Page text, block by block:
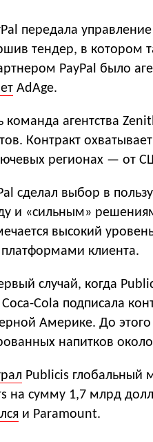
передала
тендер, в котором
PayPal было
AdAge.
команда агентства
Контракт
регионах — от
сделал выбор в
и «сильным»
высокий
клиента.
случай, когда
Cola подписала
Америке. До этого
напитков
Publicis глобальный
на сумму 1,7 млрд
и Paramount.